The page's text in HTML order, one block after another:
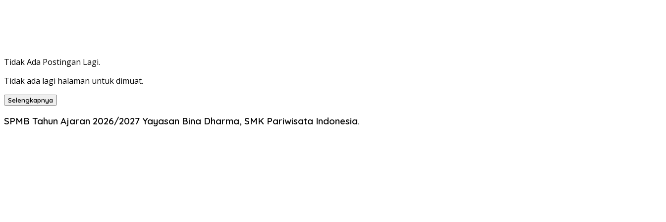
Tidak Ada Postingan Lagi.
Tidak ada lagi halaman untuk dimuat.
Selengkapnya
SPMB Tahun Ajaran 2026/2027 Yayasan Bina Dharma, SMK Pariwisata Indonesia.